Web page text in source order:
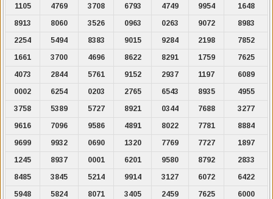
1105
4769 3708 6793 4749 9954
1648
8913
8060 3526 0963 0263 9072
8983
2254
5494 8383 9015 9284 2198
7852
1661
3700 4696 8622 8291 1759
7625
4073
2844 5761 9152 2937 1197
6089
0002
6254 0203 2765 6543 8935
4955
3758
5389 5727 8921 0344 7688
3277
9616
7096 9586 4891 8022 7781
8884
9699
9932 0690 1320 7769 7727
1897
1245
8937 0001 6201 9580 8792
2833
8485
3845 5214 9914 3127 6072
6422
5948
5824 8071 3405 2459 7625
6000